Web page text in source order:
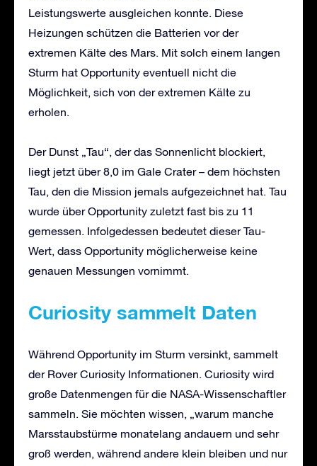
Leistungswerte ausgleichen konnte. Diese
Heizungen schützen die Batterien vor der
extremen Kälte des Mars. Mit solch einem langen
Sturm hat Opportunity eventuell nicht die
Möglichkeit, sich von der extremen Kälte zu
erholen.
Der Dunst „Tau“, der das Sonnenlicht blockiert,
liegt jetzt über 8,0 im Gale Crater – dem höchsten
Tau, den die Mission jemals aufgezeichnet hat. Tau
wurde über Opportunity zuletzt fast bis zu 11
gemessen. Infolgedessen bedeutet dieser Tau-
Wert, dass Opportunity möglicherweise keine
genauen Messungen vornimmt.
Curiosity sammelt Daten
Während Opportunity im Sturm versinkt, sammelt
der Rover Curiosity Informationen. Curiosity wird
große Datenmengen für die NASA-Wissenschaftler
sammeln. Sie möchten wissen, „warum manche
Marsstaubstürme monatelang andauern und sehr
groß werden, während andere klein bleiben und nur